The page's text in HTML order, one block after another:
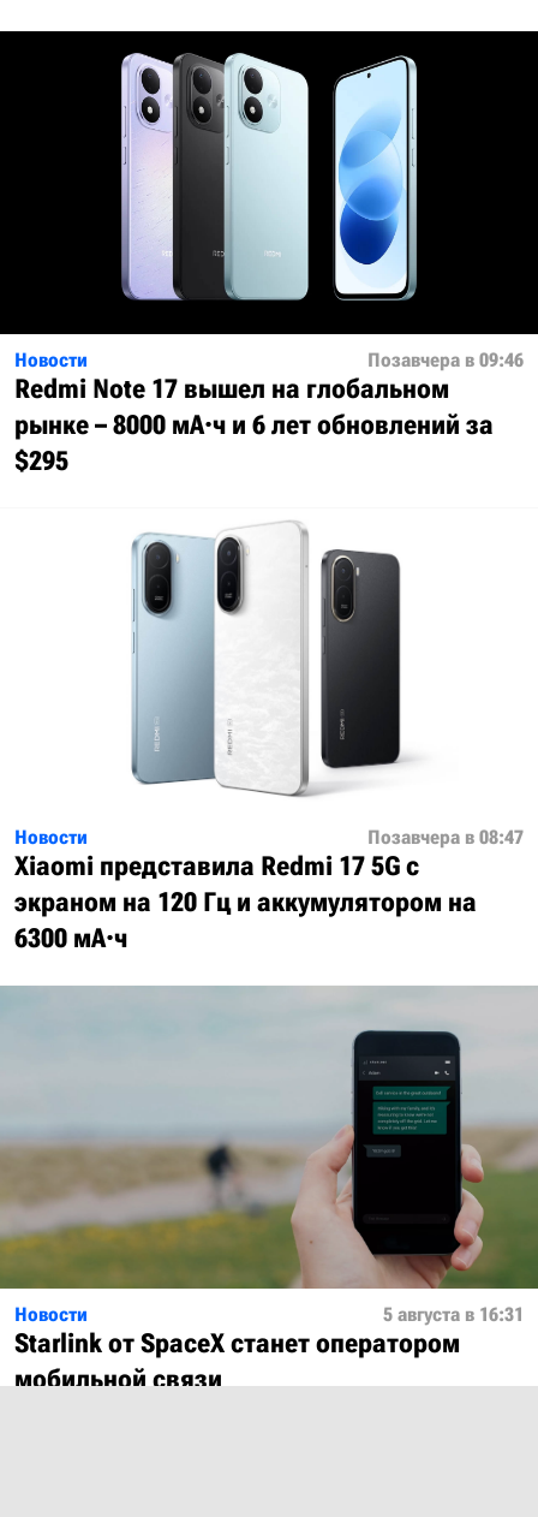
Новости Позавчера в 09:46
Redmi Note 17 вышел на глобальном
рынке – 8000 мА·ч и 6 лет обновлений за
$295
Новости Позавчера в 08:47
Xiaomi представила Redmi 17 5G с
экраном на 120 Гц и аккумулятором на
6300 мА·ч
Новости 5 августа в 16:31
Starlink от SpaceX станет оператором
мобильной связи